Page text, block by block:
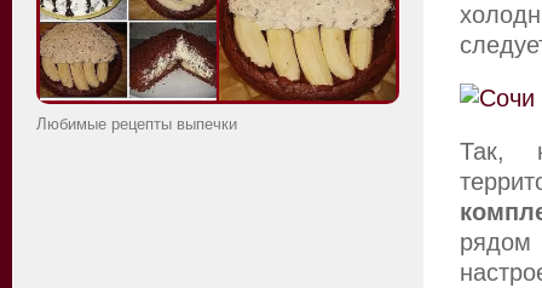
Так,
рядом
Любимые рецепты выпечки